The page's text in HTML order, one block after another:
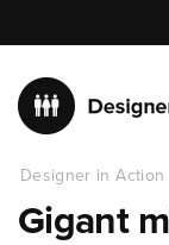
Designer in Action
Gigant